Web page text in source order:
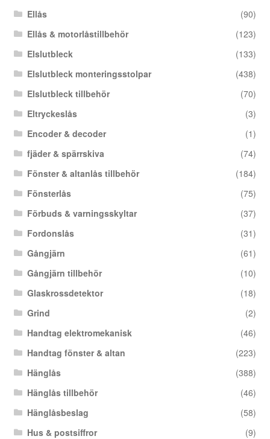
Ellås
(90)
Ellås & motorlåstillbehör
(123)
Elslutbleck
(133)
Elslutbleck monteringsstolpar
(438)
Elslutbleck tillbehör
(70)
Eltryckeslås
(3)
Encoder & decoder
(1)
fjäder & spärrskiva
(74)
Fönster & altanlås tillbehör
(184)
Fönsterlås
(75)
Förbuds & varningsskyltar
(37)
Fordonslås
(31)
Gångjärn
(61)
Gångjärn tillbehör
(10)
Glaskrossdetektor
(18)
Grind
(2)
Handtag elektromekanisk
(46)
Handtag fönster & altan
(223)
Hänglås
(388)
Hänglås tillbehör
(46)
Hänglåsbeslag
(58)
Hus & postsiffror
(9)